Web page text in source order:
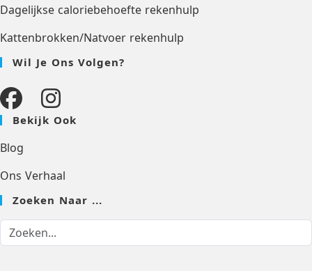
Dagelijkse caloriebehoefte rekenhulp
Kattenbrokken/Natvoer rekenhulp
Wil Je Ons Volgen?
Bekijk Ook
Blog
Ons Verhaal
Zoeken Naar ...